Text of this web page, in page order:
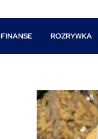
FINANSE ROZRYWKA